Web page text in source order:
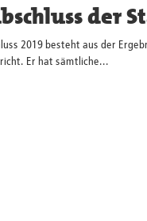
der
2019 besteht aus der
Er hat sämtliche...